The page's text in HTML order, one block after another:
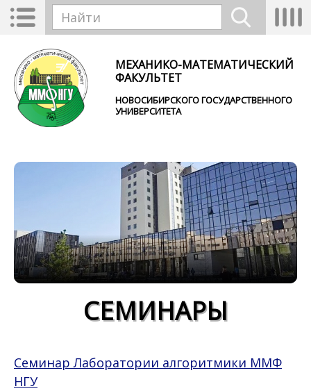
Перейти к основному содержанию
Toggle
navigation
Форма поиска
МЕХАНИКО-МАТЕМАТИЧЕСКИЙ
ФАКУЛЬТЕТ
НОВОСИБИРСКОГО ГОСУДАРСТВЕННОГО
УНИВЕРСИТЕТА
СЕМИНАРЫ
Семинар Лаборатории алгоритмики ММФ
НГУ